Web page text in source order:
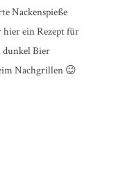
Nackenspieße
hier ein Rezept für
dunkel Bier
Nachgrillen 😉